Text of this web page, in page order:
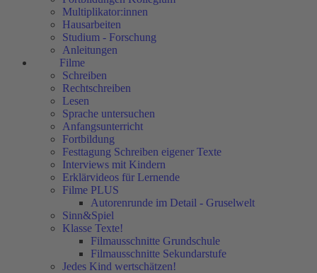
Multiplikator:innen
Hausarbeiten
Studium - Forschung
Anleitungen
Filme
Schreiben
Rechtschreiben
Lesen
Sprache untersuchen
Anfangsunterricht
Fortbildung
Festtagung Schreiben eigener Texte
Interviews mit Kindern
Erklärvideos für Lernende
Filme PLUS
Autorenrunde im Detail - Gruselwelt
Sinn&Spiel
Klasse Texte!
Filmausschnitte Grundschule
Filmausschnitte Sekundarstufe
Jedes Kind wertschätzen!